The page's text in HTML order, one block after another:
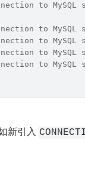
to MySQL
to MySQL
to MySQL
to MySQL
to MySQL
新引入